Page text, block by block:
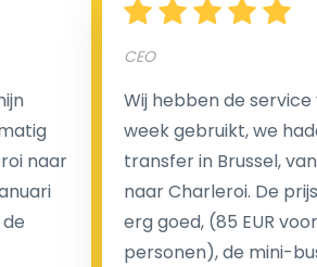
Een van de meest aantrekkelijke
luchthaventaxi's is een vast tarief
tegenstelling tot traditionele taxi's
brengen wij u geen extra kosten in
nachtrit.
We hebben geen ophaaltarief of
naar
CEO
Wij hebben de service
week gebruikt, we
transfer in Brussel, van
naar Charleroi. De
erg goed, (85 EUR
personen), de mini-